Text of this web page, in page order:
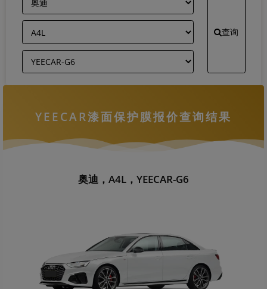
查询
YEECAR漆面保护膜报价查询结果
奥迪，A4L，YEECAR-G6